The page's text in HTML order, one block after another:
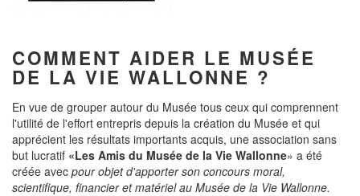
COMMENT AIDER LE MUSÉE
DE LA VIE WALLONNE ?
En vue de grouper autour du Musée tous ceux qui comprennent
l'utilité de l'effort entrepris depuis la création du Musée et qui
apprécient les résultats importants acquis, une association sans
but lucratif «Les Amis du Musée de la Vie Wallonne» a été
créée avec pour objet d'apporter son concours moral,
scientifique, financier et matériel au Musée de la Vie Wallonne.